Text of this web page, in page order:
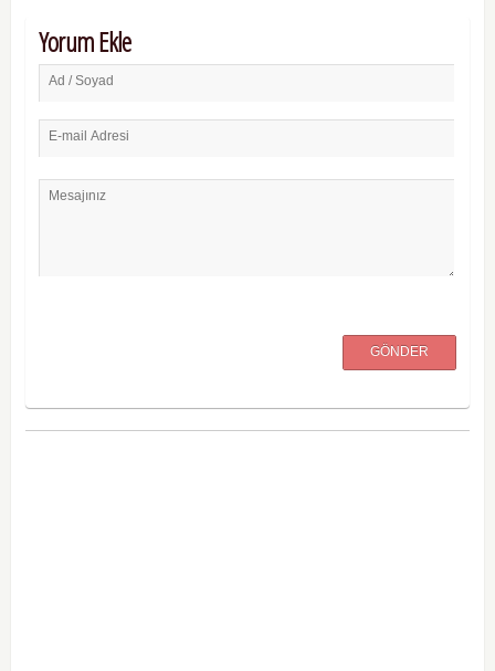
Yorum Ekle
Ad / Soyad
E-mail Adresi
Mesajınız
GÖNDER